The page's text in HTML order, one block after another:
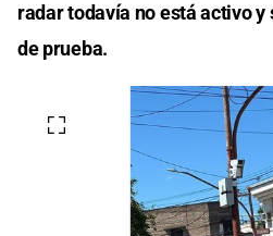
radar todavía no está activo
de prueba.